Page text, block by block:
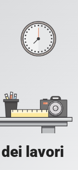
lavori